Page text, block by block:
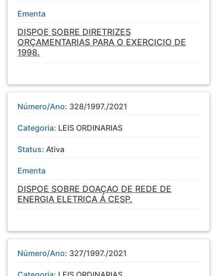
Ementa
DISPOE SOBRE DIRETRIZES
ORÇAMENTARIAS PARA O EXERCICIO DE
1998.
Número/Ano: 328/1997./2021
Categoria: LEIS ORDINARIAS
Status: Ativa
Ementa
DISPOE SOBRE DOAÇAO DE REDE DE
ENERGIA ELETRICA Á CESP.
Número/Ano: 327/1997./2021